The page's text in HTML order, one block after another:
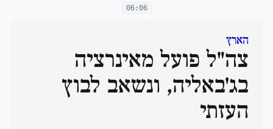
06:06
הארץ
צה"ל פועל מאינרציה
בג'באליה, ונשאב לבוץ
העזתי